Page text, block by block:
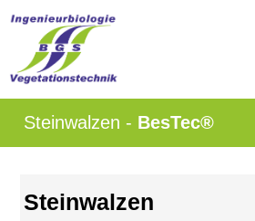
überspringen
Produktgruppen
AquaGreen®
Röhrichtinsel
Schwimmberme
Schwimmende
Tauchwand
Suche
Steinwalzen - BesTec®
Steinwalzen